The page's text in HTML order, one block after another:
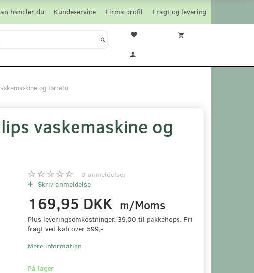
Fragt og levering
Firma profil
Kundeservice
handler du
og tørretu
vaskemaskine og
0 anmeldelser
Skriv anmeldelse
169,95 DKK m/Moms
Plus leveringsomkostninger. 39,00 til pakkehops. Fri
fragt ved køb over 599,-
Mere information
På lager